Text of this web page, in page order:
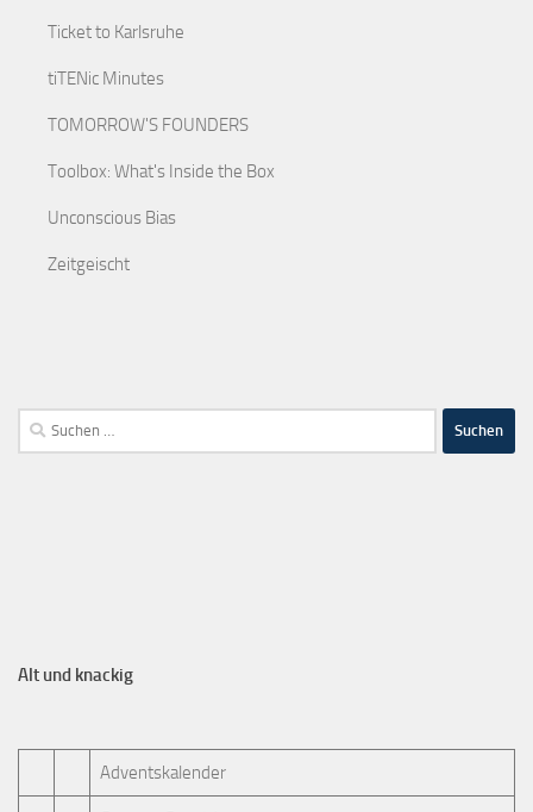
Ticket to Karlsruhe
tiTENic Minutes
TOMORROW'S FOUNDERS
Toolbox: What's Inside the Box
Unconscious Bias
Zeitgeischt
Alt und knackig
Adventskalender